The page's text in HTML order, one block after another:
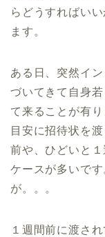
らどうすればい
ます。
ある日、突然イ
づいてきて自身
て来ることが有
目安に招待状を
前や、ひどいと
ケースが多いで
が。。。
１週間前に渡さ